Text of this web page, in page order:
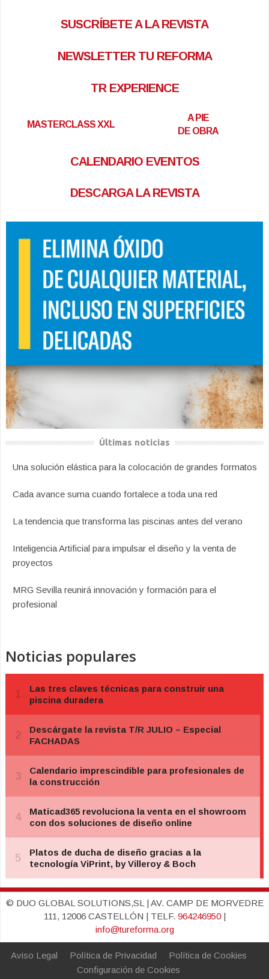
SUSCRÍBETE A LA REVISTA
NEWSLETTER TU REFORMA
TR EXPERIENCE
MASTERCLASS XXL
A PIE
DE OBRA
CALENDARIO EVENTOS
DESCARGA LA REVISTA
Últimas noticias
Una solución elástica para la colocación de grandes formatos
Cada avance suma cuando fortalece a toda una red
La tendencia que transforma las piscinas antes del verano
Inteligencia Artificial para impulsar el diseño y la venta de
proyectos
MRG Sevilla reunirá innovación y formación para el
profesional
Noticias populares
© DUO GLOBAL SOLUTIONS,SL | AV. CAMP DE MORVEDRE
111, 12006 CASTELLÓN | TELF. 964246950|
info@tureforma.org
Aviso Legal Política de Privacidad
Política de Cookies
Configuración de Cookies